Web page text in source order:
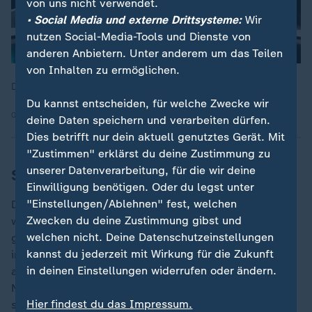
Die gesamte Debatte bei "Markus Lanz" im Video
08.01.2026 | 75:31 min
Sport am Freitag
Die Bundesliga geht wieder los und am Freitagabend
wartet direkt ein Klassiker: Eintracht Frankfurt ist
gegen Borussia Dortmund im Kampf um die
internationalen Plätze gefordert, ein anderes Gesicht
als in den letzten Spielen zu zeigen. Zahlreiche
Neuzugänge sollen für frischen Wind im neuen Jahr
sorgen.
von uns nicht verwendet.
• Social Media und externe Drittsysteme:Wir
nutzen Social-Media-Tools und Dienste von
anderen Anbietern. Unter anderem um das Teilen
von Inhalten zu ermöglichen.
Du kannst entscheiden, für welche Zwecke wir
deine Daten speichern und verarbeiten dürfen.
Dies betrifft nur dein aktuell genutztes Gerät. Mit
"Zustimmen" erklärst du deine Zustimmung zu
unserer Datenverarbeitung, für die wir deine
Einwilligung benötigen. Oder du legst unter
"Einstellungen/Ablehnen" fest, welchen
Zwecken du deine Zustimmung gibst und
welchen nicht. Deine Datenschutzeinstellungen
kannst du jederzeit mit Wirkung für die Zukunft
in deinen Einstellungen widerrufen oder ändern.
Hier findest du das Impressum.